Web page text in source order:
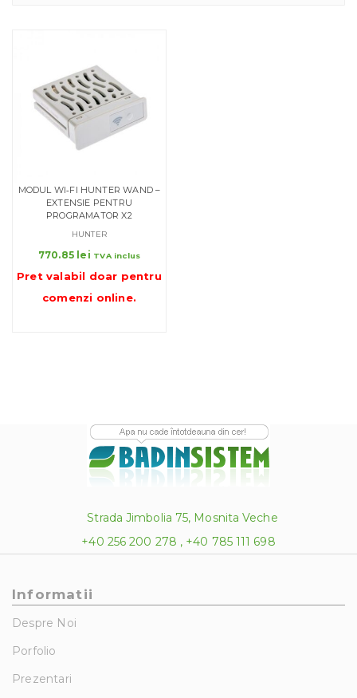
MODUL WI‑FI HUNTER WAND –
EXTENSIE PENTRU
PROGRAMATOR X2
HUNTER
770.85 lei TVA inclus
Pret valabil doar pentru
comenzi online.
Strada Jimbolia 75, Mosnita Veche
+40 256 200 278 , +40 785 111 698
Informatii
Despre Noi
Porfolio
Prezentari